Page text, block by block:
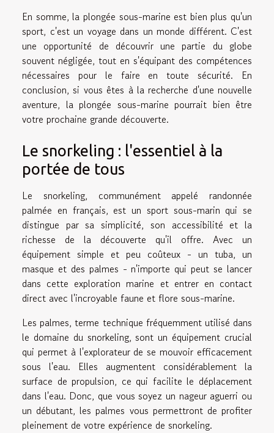
En somme, la plongée sous-marine est bien plus qu'un
sport, c'est un voyage dans un monde différent. C'est
une opportunité de découvrir une partie du globe
souvent négligée, tout en s'équipant des compétences
nécessaires pour le faire en toute sécurité. En
conclusion, si vous êtes à la recherche d'une nouvelle
aventure, la plongée sous-marine pourrait bien être
votre prochaine grande découverte.
Le snorkeling : l'essentiel à la
portée de tous
Le snorkeling, communément appelé randonnée
palmée en français, est un sport sous-marin qui se
distingue par sa simplicité, son accessibilité et la
richesse de la découverte qu'il offre. Avec un
équipement simple et peu coûteux - un tuba, un
masque et des palmes - n'importe qui peut se lancer
dans cette exploration marine et entrer en contact
direct avec l'incroyable faune et flore sous-marine.
Les palmes, terme technique fréquemment utilisé dans
le domaine du snorkeling, sont un équipement crucial
qui permet à l'explorateur de se mouvoir efficacement
sous l'eau. Elles augmentent considérablement la
surface de propulsion, ce qui facilite le déplacement
dans l'eau. Donc, que vous soyez un nageur aguerri ou
un débutant, les palmes vous permettront de profiter
pleinement de votre expérience de snorkeling.